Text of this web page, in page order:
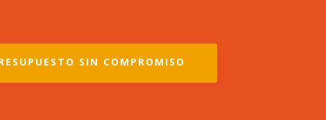
SIN COMPROMISO